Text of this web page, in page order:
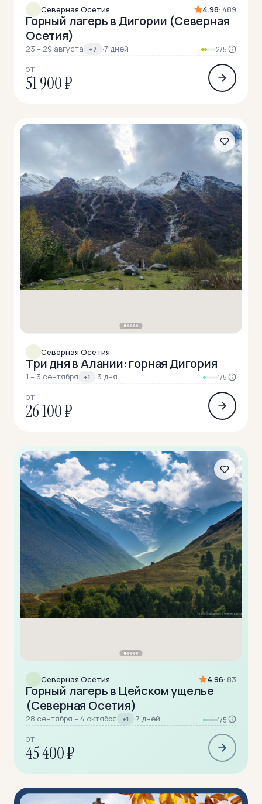
Северная Осетия 4.98· 489
Горный лагерь в Дигории (Северная
Осетия)
23 – 29 августа +7 ·7 дней 2/5
ОТ
51 900 ₽
Северная Осетия
Три дня в Алании: горная Дигория
1 – 3 сентября +1 ·3 дня 1/5
ОТ
26 100 ₽
Северная Осетия 4.96· 83
Горный лагерь в Цейском ущелье
(Северная Осетия)
28 сентября – 4 октября +1 ·7 дней 1/5
ОТ
45 400 ₽